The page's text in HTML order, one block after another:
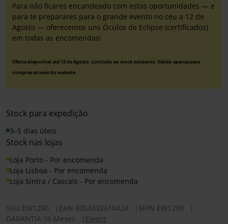
Para não ficares encandeado com estas oportunidades — e
para te preparares para o grande evento no céu a 12 de
Agosto — oferecemos uns Óculos de Eclipse (certificados)
em todas as encomendas!
Oferta disponível até 12 de Agosto. Limitado ao stock existente. Válido apenas para
compras através do website.
Stock para expedição
3–5 dias úteis
Stock nas lojas
Loja Porto - Por encomenda
Loja Lisboa - Por encomenda
Loja Sintra / Cascais - Por encomenda
SKU EW1290 EAN 8054392610424 MPN EW1290
GARANTIA 36 Meses
Ewent